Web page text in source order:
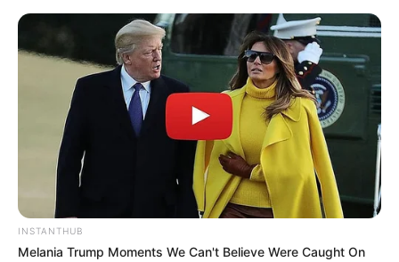
INSTANTHUB
Melania Trump Moments We Can't Believe Were Caught On